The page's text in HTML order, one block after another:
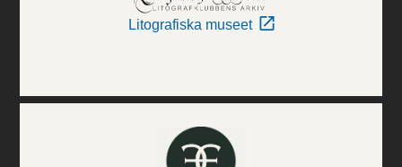
Litografiska museet